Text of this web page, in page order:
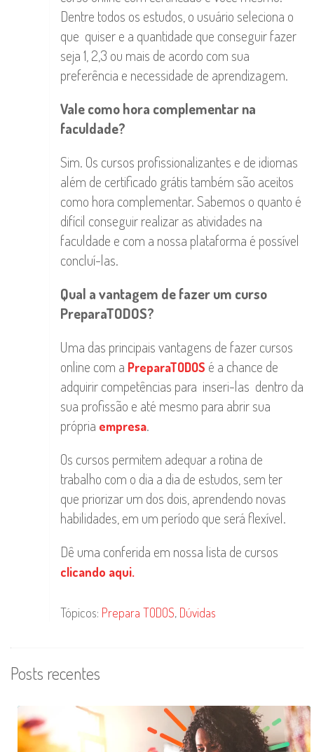
Dentre todos os estudos, o usuário seleciona o
que quiser e a quantidade que conseguir fazer
seja 1, 2,3 ou mais de acordo com sua
preferência e necessidade de aprendizagem.
Vale como hora complementar na
faculdade?
Sim. Os cursos profissionalizantes e de idiomas
além de certificado grátis também são aceitos
como hora complementar. Sabemos o quanto é
difícil conseguir realizar as atividades na
faculdade e com a nossa plataforma é possível
concluí-las.
Qual a vantagem de fazer um curso
PreparaTODOS?
Uma das principais vantagens de fazer cursos
online com a PreparaTODOS é a chance de
adquirir competências para inseri-las dentro da
sua profissão e até mesmo para abrir sua
própria empresa.
Os cursos permitem adequar a rotina de
trabalho com o dia a dia de estudos, sem ter
que priorizar um dos dois, aprendendo novas
habilidades, em um período que será flexível.
Dê uma conferida em nossa lista de cursos
clicando aqui.
Tópicos: Prepara TODOS, Dúvidas
Posts recentes